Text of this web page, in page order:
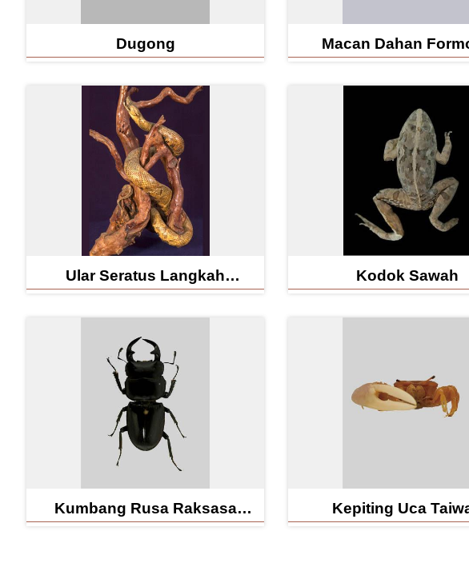
Dugong Macan Dahan
Ular Seratus Langkah
Kodok Sawah
Kumbang Rusa Raksasa
Kepiting Uca